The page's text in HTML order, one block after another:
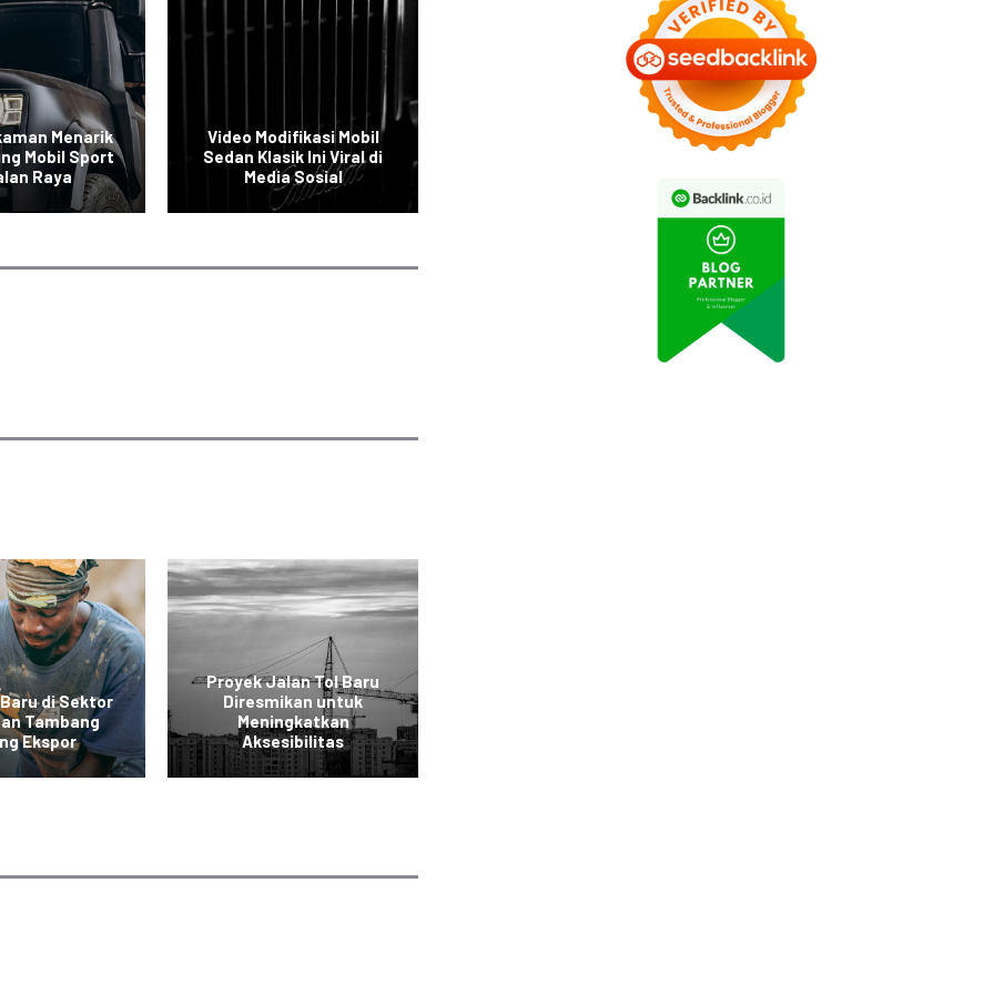
Menarik
Mobil Sport
Raya
Video Modifikasi Mobil
Sedan Klasik Ini Viral di
Media Sosial
Video Rekaman Menarik
di Sektor
Tambang
Ekspor
Proyek Jalan Tol Baru
Diresmikan untuk
Meningkatkan
Aksesibilitas